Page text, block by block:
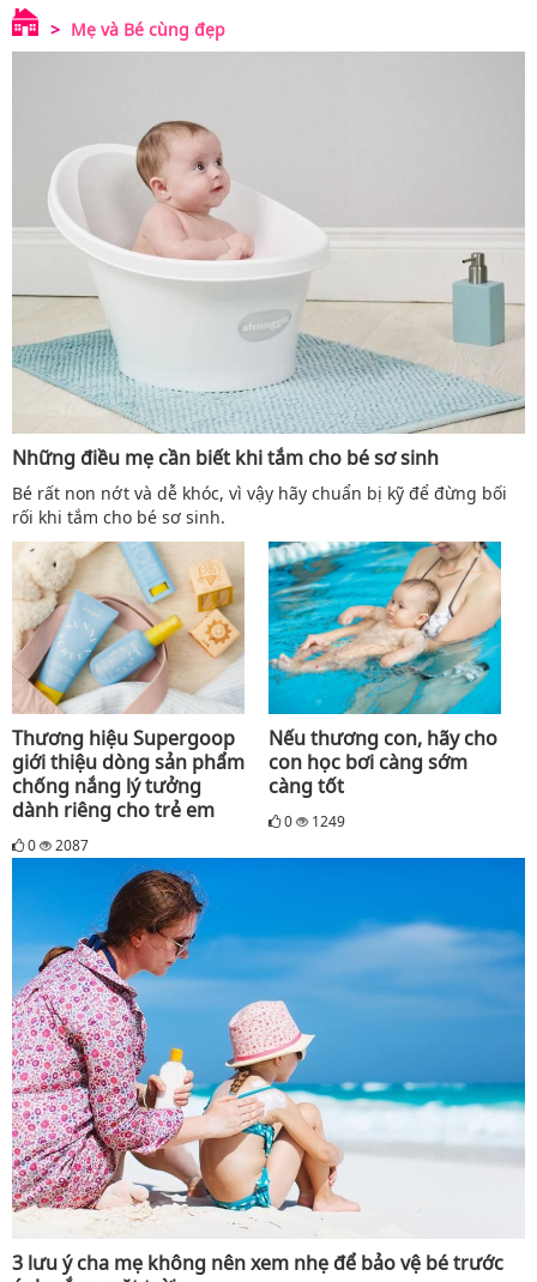
Mẹ và Bé cùng đẹp
Những điều mẹ cần biết khi tắm cho bé sơ sinh
Bé rất non nớt và dễ khóc, vì vậy hãy chuẩn bị kỹ để đừng bối
rối khi tắm cho bé sơ sinh.
Thương hiệu Supergoop
giới thiệu dòng sản phẩm
chống nắng lý tưởng
dành riêng cho trẻ em
0 2087
Nếu thương con, hãy cho
con học bơi càng sớm
càng tốt
0 1249
3 lưu ý cha mẹ không nên xem nhẹ để bảo vệ bé trước